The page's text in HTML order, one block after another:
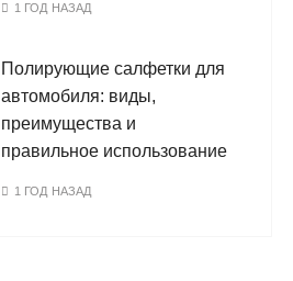
1 ГОД НАЗАД
Полирующие салфетки для
автомобиля: виды,
преимущества и
правильное использование
1 ГОД НАЗАД